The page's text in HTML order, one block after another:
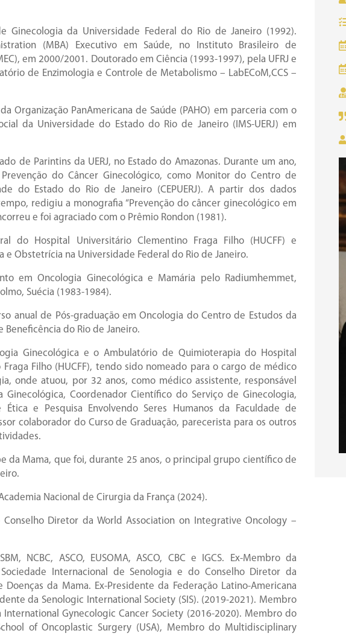
Ginecologia da Universidade Federal do Rio de Janeiro (1992).
(MBA) Executivo em Saúde, no Instituto Brasileiro de
em 2000/2001. Doutorado em Ciência (1993-1997), pela UFRJ e
de Enzimologia e Controle de Metabolismo – LabECoM,CCS –
Organização PanAmericana de Saúde (PAHO) em parceria com o
da Universidade do Estado do Rio de Janeiro (IMS-UERJ) em
de Parintins da UERJ, no Estado do Amazonas. Durante um ano,
do Câncer Ginecológico, como Monitor do Centro de
do Estado do Rio de Janeiro (CEPUERJ). A partir dos dados
redigiu a monografia “Prevenção do câncer ginecológico em
e foi agraciado com o Prêmio Rondon (1981).
do Hospital Universitário Clementino Fraga Filho (HUCFF) e
e Obstetrícia na Universidade Federal do Rio de Janeiro.
em Oncologia Ginecológica e Mamária pelo Radiumhemmet,
Suécia (1983-1984).
anual de Pós-graduação em Oncologia do Centro de Estudos da
Beneficência do Rio de Janeiro.
Ginecológica e o Ambulatório de Quimioterapia do Hospital
Filho (HUCFF), tendo sido nomeado para o cargo de médico
onde atuou, por 32 anos, como médico assistente, responsável
Ginecológica, Coordenador Científico do Serviço de Ginecologia,
e Pesquisa Envolvendo Seres Humanos da Faculdade de
colaborador do Curso de Graduação, parecerista para os outros
da Mama, que foi, durante 25 anos, o principal grupo científico de
Nacional de Cirurgia da França (2024).
Diretor da World Association on Integrative Oncology –
NCBC, ASCO, EUSOMA, ASCO, CBC e IGCS. Ex-Membro da
Internacional de Senologia e do Conselho Diretor da
Doenças da Mama. Ex-Presidente da Federação Latino-Americana
da Senologic International Society (SIS). (2019-2021). Membro
Gynecologic Cancer Society (2016-2020). Membro do
of Oncoplastic Surgery (USA), Membro do Multidisciplinary